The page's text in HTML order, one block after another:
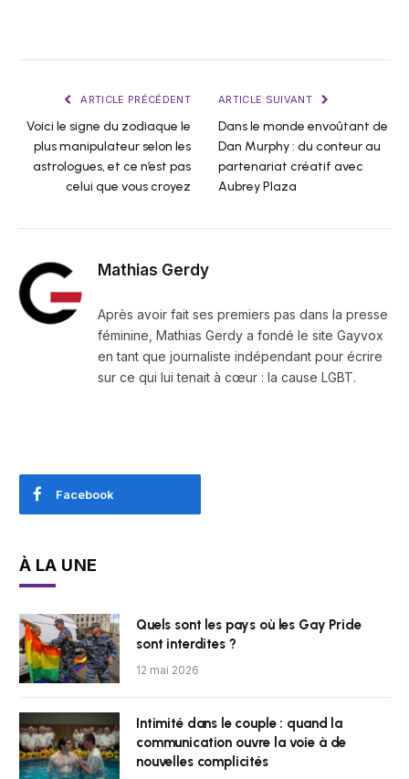
ARTICLE PRÉCÉDENT
Voici le signe du zodiaque le
plus manipulateur selon les
astrologues, et ce n’est pas
celui que vous croyez
ARTICLE SUIVANT
Dans le monde envoûtant de
Dan Murphy : du conteur au
partenariat créatif avec
Aubrey Plaza
Mathias Gerdy
Après avoir fait ses premiers pas dans la presse
féminine, Mathias Gerdy a fondé le site Gayvox
en tant que journaliste indépendant pour écrire
sur ce qui lui tenait à cœur : la cause LGBT.
Facebook
À LA UNE
Quels sont les pays où les Gay Pride
sont interdites ?
12 mai 2026
Intimité dans le couple : quand la
communication ouvre la voie à de
nouvelles complicités